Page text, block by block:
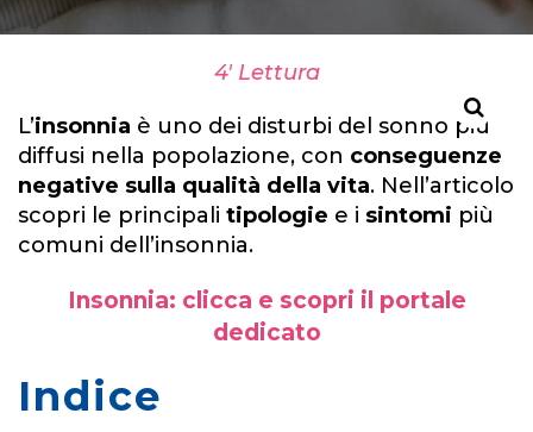
4' Lettura
L’insonnia è uno dei disturbi del sonno più
diffusi nella popolazione, con conseguenze
negative sulla qualità della vita. Nell’articolo
scopri le principali tipologie e i sintomi più
comuni dell’insonnia.
Insonnia: clicca e scopri il portale
dedicato
Indice